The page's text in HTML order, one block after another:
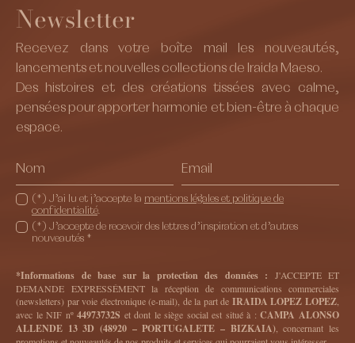
Newsletter
Recevez dans votre boîte mail les nouveautés,
lancements et nouvelles collections de Iraida Maeso.
Des histoires et des créations tissées avec calme,
pensées pour apporter harmonie et bien-être à chaque
espace.
(*) J’ai lu et j’accepte la mentions légales et politique de
confidentialité.
(*) J’accepte de recevoir des lettres d’inspiration et d’autres
nouveautés *
*Informations de base sur la protection des données : J'ACCEPTE ET
DEMANDE EXPRESSÉMENT la réception de communications commerciales
(newsletters) par voie électronique (e-mail), de la part de IRAIDA LOPEZ LOPEZ
avec le NIF nº44973732S et dont le siège social est situé à :CAMPA ALONSO
ALLENDE 13 3D (48920 – PORTUGALETE – BIZKAIA), concernant les